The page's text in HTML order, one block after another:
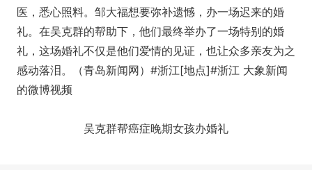
医，悉心照料。邹大福想要弥补遗憾，办一场迟来的婚
礼。在吴克群的帮助下，他们最终举办了一场特别的婚
礼，这场婚礼不仅是他们爱情的见证，也让众多亲友为之
感动落泪。（青岛新闻网）#浙江[地点]#浙江 大象新闻
的微博视频
吴克群帮癌症晚期女孩办婚礼